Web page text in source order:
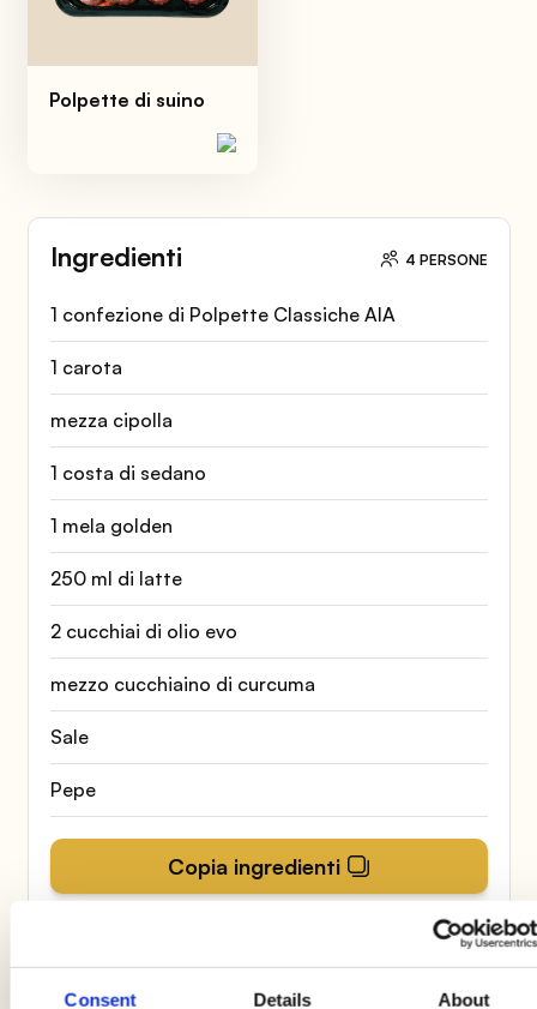
Consent Details About
Ingredienti 4 PERSONE
1 confezione di Polpette Classiche AIA
1 carota
mezza cipolla
1 costa di sedano
1 mela golden
250 ml di latte
2 cucchiai di olio evo
mezzo cucchiaino di curcuma
Sale
Pepe
Copia ingredienti
Polpette di suino
Procedimento